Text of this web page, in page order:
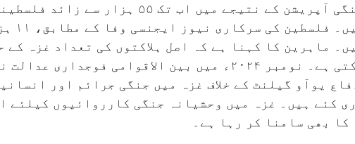
مطابق، اسرائیل فوج کی وحشیانہ جنگی آپریشن کے
جن
ماہرین کا کہنا ہے کہ اصل ہلاکتوں کی تعداد غزہ کے
کہیں زیادہ، تقریباً ۲ لاکھ تک ہو سکتی ہے۔ نومبر ۲۰۲۴ء میں بین
یوآو گیلنٹ کے خلاف غزہ میں جنگی جرائم اور
کئے ہیں۔ غزہ میں وحشیانہ جنگی کارروائیوں کیلئے
بھی سامنا کر رہا ہے۔